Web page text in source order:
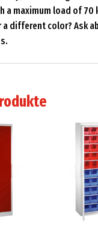
a maximum load of 70
a different color? Ask